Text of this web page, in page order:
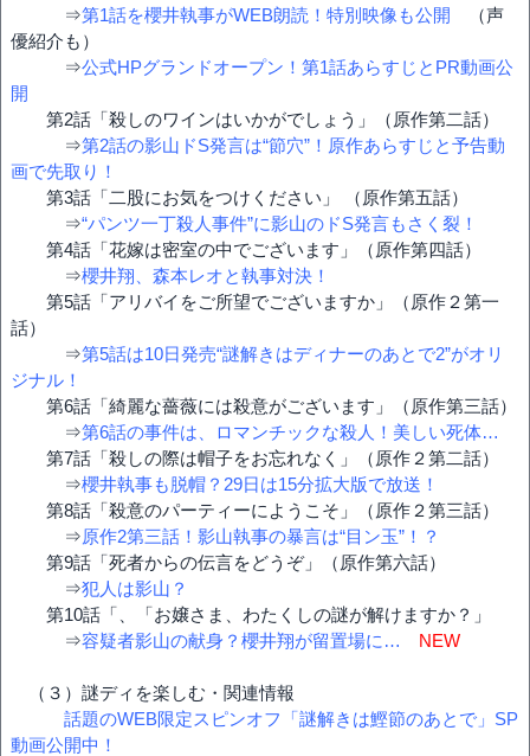
⇒第1話を櫻井執事がWEB朗読！特別映像も公開 （声
優紹介も）
⇒公式HPグランドオープン！第1話あらすじとPR動画公
開
第2話「殺しのワインはいかがでしょう」（原作第二話）
⇒第2話の影山ドS発言は“節穴”！原作あらすじと予告動
画で先取り！
第3話「二股にお気をつけください」 （原作第五話）
⇒“パンツ一丁殺人事件”に影山のドS発言もさく裂！
第4話「花嫁は密室の中でございます」（原作第四話）
⇒櫻井翔、森本レオと執事対決！
第5話「アリバイをご所望でございますか」（原作２第一
話）
⇒第5話は10日発売“謎解きはディナーのあとで2”がオリ
ジナル！
第6話「綺麗な薔薇には殺意がございます」（原作第三話）
⇒第6話の事件は、ロマンチックな殺人！美しい死体…
第7話「殺しの際は帽子をお忘れなく」（原作２第二話）
⇒櫻井執事も脱帽？29日は15分拡大版で放送！
第8話「殺意のパーティーにようこそ」（原作２第三話）
⇒原作2第三話！影山執事の暴言は“目ン玉”！？
第9話「死者からの伝言をどうぞ」（原作第六話）
⇒犯人は影山？
第10話「、「お嬢さま、わたくしの謎が解けますか？」
⇒容疑者影山の献身？櫻井翔が留置場に… NEW
（３）謎ディを楽しむ・関連情報
話題のWEB限定スピンオフ「謎解きは鰹節のあとで」SP
動画公開中！